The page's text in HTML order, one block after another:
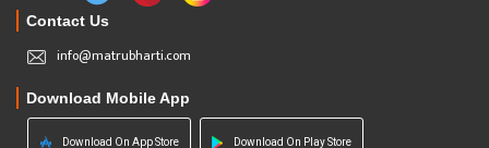
Contact Us
info@matrubharti.com
Download Mobile App
Download On App Store Download On Play Store